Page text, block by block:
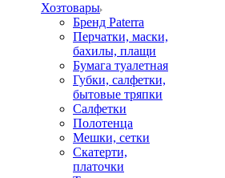
Хозтовары
Бренд Paterra
Перчатки, маски,
бахилы, плащи
Бумага туалетная
Губки, салфетки,
бытовые тряпки
Салфетки
Полотенца
Мешки, сетки
Скатерти,
платочки